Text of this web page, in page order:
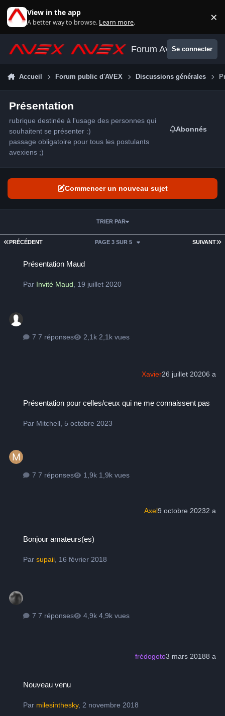
View in the app
A better way to browse. Learn more. ×
Forum AvexSe connecter
Accueil Forum public d'AVEX Discussions générales
Présentation
rubrique destinée à l'usage des personnes qui
souhaitent se présenter :)
passage obligatoire pour tous les postulants
avexiens ;)
Abonnés
Commencer un nouveau sujet
PREMIÈRE PAGE
PRÉCÉDENT SUIVANT
PAGE 3 SUR 5
TRIER PAR
Présentation Maud
Par Invité Maud 19 juillet 2020
7 réponses 2,1k vues
Xavier26 juillet 20206 a
Présentation pour celles/ceux qui ne me connaissent pas
Par Mitchell 5 octobre 2023
7 réponses 1,9k vues
Axel9 octobre 20232 a
Bonjour amateurs(es)
Parsupaii, 16 février 2018
7 réponses 4,9k vues
frédogoto3 mars 20188 a
Nouveau venu
Par milesinthesky,2 novembre 2018